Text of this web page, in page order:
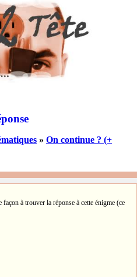
» On continue ? (+
façon à trouver la réponse à cette énigme (ce